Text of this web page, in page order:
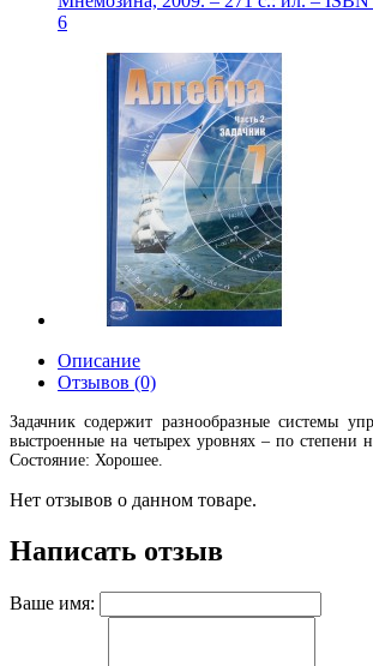
6
Описание
Отзывов (0)
Задачник содержит разнообразные системы
выстроенные на четырех уровнях – по степени
Состояние: Хорошее.
Нет отзывов о данном товаре.
Написать отзыв
Ваше имя: